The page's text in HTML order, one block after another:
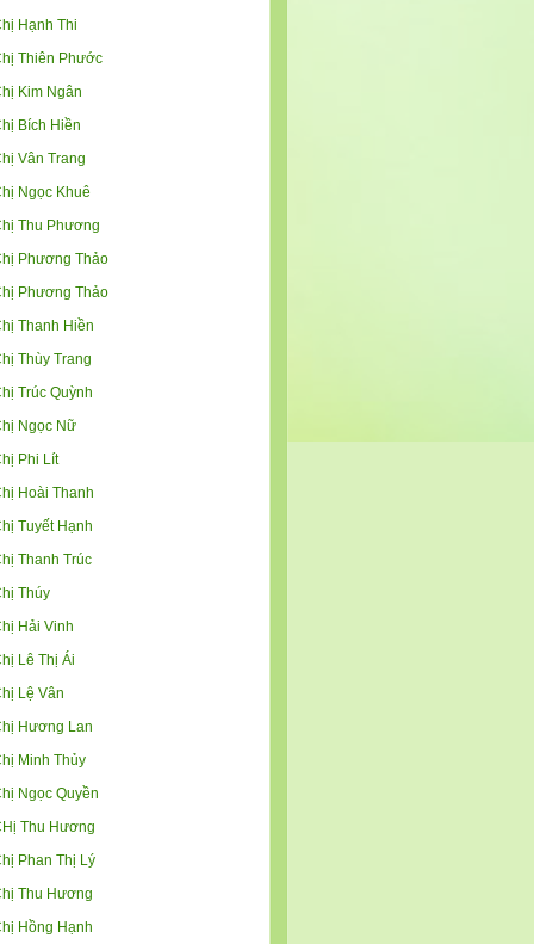
Hạnh Thi
Thiên Phước
Kim Ngân
Bích Hiền
Vân Trang
Ngọc Khuê
Thu Phương
Phương Thảo
Phương Thảo
Thanh Hiền
Thùy Trang
Trúc Quỳnh
Ngọc Nữ
Phi Lít
Hoài Thanh
Tuyết Hạnh
Thanh Trúc
Thúy
Hải Vinh
Lê Thị Ái
Lệ Vân
Hương Lan
Minh Thủy
Ngọc Quyền
Thu Hương
Phan Thị Lý
Thu Hương
Hồng Hạnh